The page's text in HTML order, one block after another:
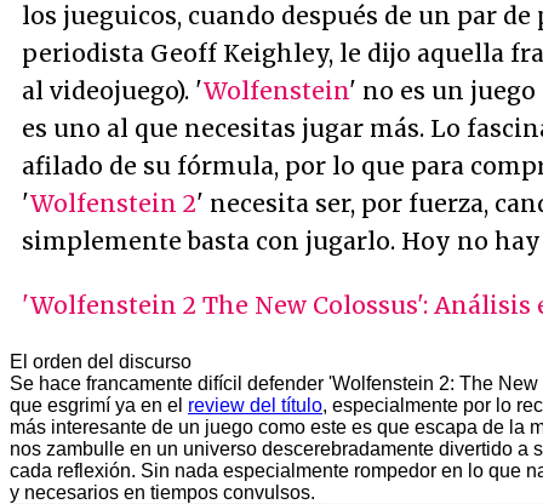
los jueguicos, cuando después de un par
periodista Geoff Keighley, le dijo aquella
al videojuego). 'Wolfenstein' no es un juego
es uno al que necesitas jugar más. Lo
afilado de su fórmula, por lo que para
'Wolfenstein 2' necesita ser, por fuerza,
simplemente basta con jugarlo. Hoy no
'Wolfenstein 2 The New Colossus': Análisis
El orden del discurso
Se hace francamente difícil defender 'Wolfenstein 2: The
que esgrimí ya en el review del título, especialmente por lo
más interesante de un juego como este es que escapa de la
nos zambulle en un universo descerebradamente divertido a
cada reflexión. Sin nada especialmente rompedor en lo que
y necesarios en tiempos convulsos.